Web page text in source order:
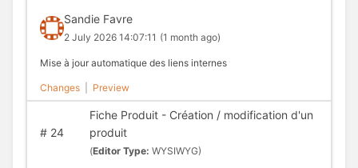
Sandie Favre
2 July 2026 14:07:11 (1 month ago)
Mise à jour automatique des liens internes
Changes Preview
#24
Fiche Produit - Création / modification d'un
produit
(Editor Type: WYSIWYG)